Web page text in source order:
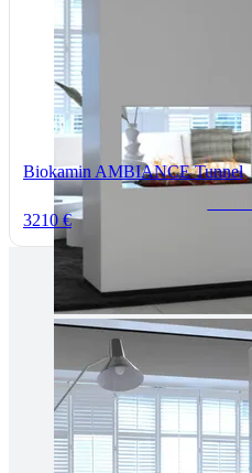
Biokamin AMBIANCE Tunnel
3210 €
Tallinnas
Pärnu mnt. 139E/
E-R